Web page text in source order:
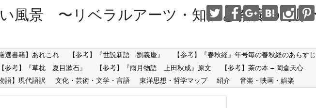
風景 〜リベラルアーツ・知性と教養の海原
厳選書籍】あれこれ 【参考】『世説新語 劉義慶』
【参考】『春秋経』年号毎の春秋経のあらすじ
【参考】『草枕 夏目漱石』 【参考】『雨月物語 上田秋成』原文
【参考】茶の本 – 岡倉天心
語】現代語訳 文化・芸術・文学・言語 東洋思想・哲学マップ 紹介 音楽・映画・娯楽